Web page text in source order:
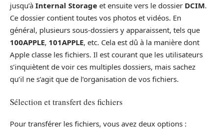
jusqu’à Internal Storage et ensuite vers le dossier DCIM.
Ce dossier contient toutes vos photos et vidéos. En
général, plusieurs sous-dossiers y apparaissent, tels que
100APPLE, 101APPLE, etc. Cela est dû à la manière dont
Apple classe les fichiers. Il est courant que les utilisateurs
s’inquiètent de voir ces multiples dossiers, mais sachez
qu’il ne s’agit que de l’organisation de vos fichiers.
Sélection et transfert des fichiers
Pour transférer les fichiers, vous avez deux options :